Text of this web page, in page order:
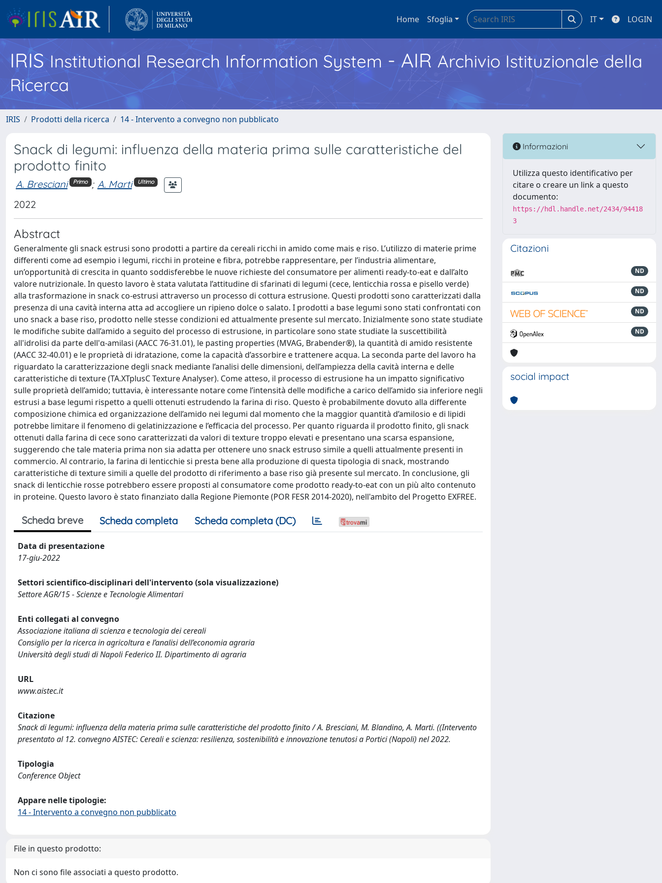
Home Sfoglia IT LOGIN
IRISInstitutional Research Information System - AIR Archivio Istituzionale della
Ricerca
IRIS Prodotti della ricerca 14 - Intervento a convegno non pubblicato
Snack di legumi: influenza della materia prima sulle caratteristiche del
prodotto finito
A. Bresciani Primo ; A. Marti Ultimo
2022
Abstract
Generalmente gli snack estrusi sono prodotti a partire da cereali ricchi in amido come mais e riso. L’utilizzo di materie prime
differenti come ad esempio i legumi, ricchi in proteine e fibra, potrebbe rappresentare, per l’industria alimentare,
un’opportunità di crescita in quanto soddisferebbe le nuove richieste del consumatore per alimenti ready-to-eat e dall’alto
valore nutrizionale. In questo lavoro è stata valutata l’attitudine di sfarinati di legumi (cece, lenticchia rossa e pisello verde)
alla trasformazione in snack co-estrusi attraverso un processo di cottura estrusione. Questi prodotti sono caratterizzati dalla
presenza di una cavità interna atta ad accogliere un ripieno dolce o salato. I prodotti a base legumi sono stati confrontati con
uno snack a base riso, prodotto nelle stesse condizioni ed attualmente presente sul mercato. Inizialmente sono state studiate
le modifiche subite dall’amido a seguito del processo di estrusione, in particolare sono state studiate la suscettibilità
all'idrolisi da parte dell'α-amilasi (AACC 76-31.01), le pasting properties (MVAG, Brabender®), la quantità di amido resistente
(AACC 32-40.01) e le proprietà di idratazione, come la capacità d’assorbire e trattenere acqua. La seconda parte del lavoro ha
riguardato la caratterizzazione degli snack mediante l’analisi delle dimensioni, dell’ampiezza della cavità interna e delle
caratteristiche di texture (TA.XTplusC Texture Analyser). Come atteso, il processo di estrusione ha un impatto significativo
sulle proprietà dell’amido; tuttavia, è interessante notare come l’intensità delle modifiche a carico dell’amido sia inferiore negli
estrusi a base legumi rispetto a quelli ottenuti estrudendo la farina di riso. Questo è probabilmente dovuto alla differente
composizione chimica ed organizzazione dell’amido nei legumi dal momento che la maggior quantità d’amilosio e di lipidi
potrebbe limitare il fenomeno di gelatinizzazione e l’efficacia del processo. Per quanto riguarda il prodotto finito, gli snack
ottenuti dalla farina di cece sono caratterizzati da valori di texture troppo elevati e presentano una scarsa espansione,
suggerendo che tale materia prima non sia adatta per ottenere uno snack estruso simile a quelli attualmente presenti in
commercio. Al contrario, la farina di lenticchie si presta bene alla produzione di questa tipologia di snack, mostrando
caratteristiche di texture simili a quelle del prodotto di riferimento a base riso già presente sul mercato. In conclusione, gli
snack di lenticchie rosse potrebbero essere proposti al consumatore come prodotto ready-to-eat con un più alto contenuto
in proteine. Questo lavoro è stato finanziato dalla Regione Piemonte (POR FESR 2014-2020), nell'ambito del Progetto EXFREE.
Scheda breve Scheda completa Scheda completa (DC)
Data di presentazione
17-giu-2022
Settori scientifico-disciplinari dell'intervento (sola visualizzazione)
Settore AGR/15 - Scienze e Tecnologie Alimentari
Enti collegati al convegno
Associazione italiana di scienza e tecnologia dei cereali
Consiglio per la ricerca in agricoltura e l’analisi dell’economia agraria
Università degli studi di Napoli Federico II. Dipartimento di agraria
URL
www.aistec.it
Citazione
Snack di legumi: influenza della materia prima sulle caratteristiche del prodotto finito / A. Bresciani, M. Blandino, A. Marti. ((Intervento
presentato al 12. convegno AISTEC: Cereali e scienza: resilienza, sostenibilità e innovazione tenutosi a Portici (Napoli) nel 2022.
Tipologia
Conference Object
Appare nelle tipologie:
14 - Intervento a convegno non pubblicato
File in questo prodotto:
Non ci sono file associati a questo prodotto.
Informazioni
Utilizza questo identificativo per
citare o creare un link a questo
documento:
https://hdl.handle.net/2434/94418
3
Citazioni
ND
ND
ND
ND
social impact